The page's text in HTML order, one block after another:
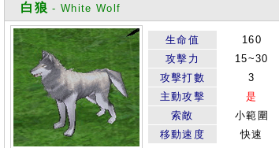
白狼 - White Wolf
生命值 160
攻擊力
15~30
攻擊打數
3
主動攻擊
是
索敵
小範圍
移動速度
快速